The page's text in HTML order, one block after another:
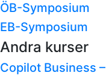
ÖB-Symposium
EB-Symposium
Andra kurser
Copilot Business